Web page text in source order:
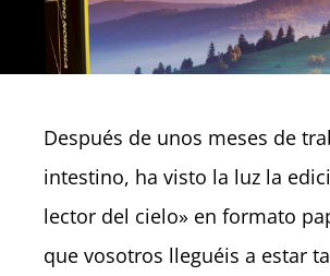
Después de unos meses de
intestino, ha visto la luz la
lector del cielo» en formato
que vosotros lleguéis a estar